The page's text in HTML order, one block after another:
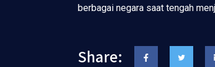
berbagai negara saat tengah
Share: